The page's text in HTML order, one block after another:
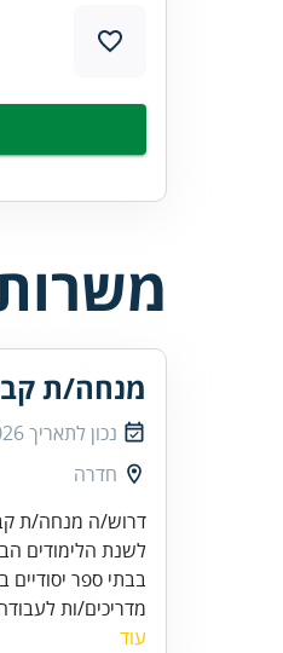
מנחה/ת
נכון לתאריך
חדרה
דרוש/ה מנחה/ת
לשנת הלימודים
בבתי ספר
מדריכים/ות
עוד